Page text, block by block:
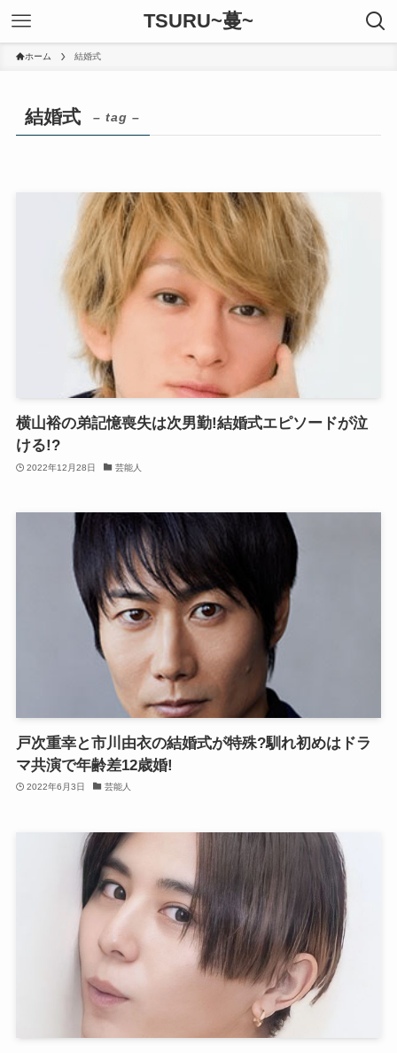
TSURU~蔓~
ホーム 結婚式
結婚式 – tag –
横山裕の弟記憶喪失は次男勤!結婚式エピソードが泣
ける!?
2022年12月28日 芸能人
戸次重幸と市川由衣の結婚式が特殊?馴れ初めはドラ
マ共演で年齢差12歳婚!
2022年6月3日 芸能人